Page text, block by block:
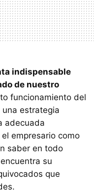
indispensable
de nuestro
funcionamiento del
estrategia
adecuada
empresario como
saber en todo
su
que